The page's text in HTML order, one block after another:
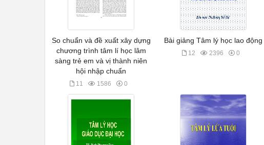
So chuẩn và đề xuất xây dựng
chương trình tâm lí học lâm
sàng trẻ em và vị thành niên
hội nhập chuẩn
11 1586 0
Bài giảng Tâm lý học lao động
12 2396 0